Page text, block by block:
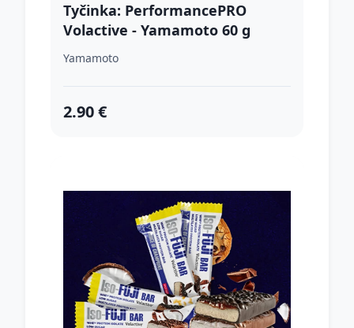
Tyčinka: PerformancePRO
Volactive - Yamamoto 60 g
Cookies
Yamamoto
2.90 €